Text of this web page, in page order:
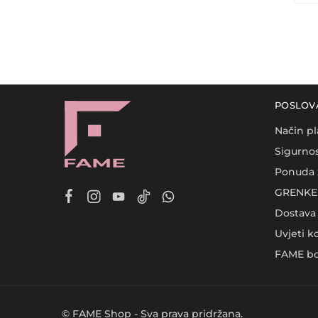
Način
Ponuda
Dostava
Uvjeti
FAME
© FAME Shop - Sva prava pridržana.